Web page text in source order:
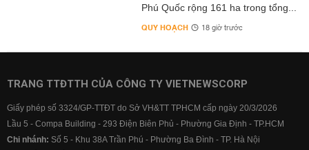
Phú Quốc rộng 161 ha trong tổng...
QUY HOẠCH 18 giờ trước
TRANG TTĐTTH CỦA CÔNG TY VIETNEWSCORP
Giấy phép số 3324/GP-TTĐT do Sở VH&TT TPHCM cấp ngày 20/3/2026
Lầu 5 - Compa Building - 293 Điện Biên Phủ - Phường Gia Định - TP.HCM
Chi nhánh: Số 5 - Khu 38A Trần Phú - Phường Ba Đình - TP. Hà Nội